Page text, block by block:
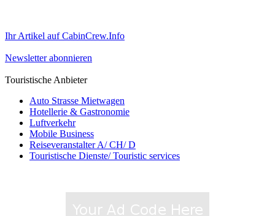
Ihr Artikel auf CabinCrew.Info
Newsletter abonnieren
Touristische Anbieter
Auto Strasse Mietwagen
Hotellerie & Gastronomie
Luftverkehr
Mobile Business
Reiseveranstalter A/ CH/ D
Touristische Dienste/ Touristic services